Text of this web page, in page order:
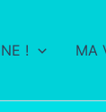
! MA